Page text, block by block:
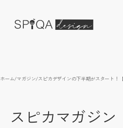
ホーム/マガジン/スピカデザインの下半期がスタート！
スピカマガジン